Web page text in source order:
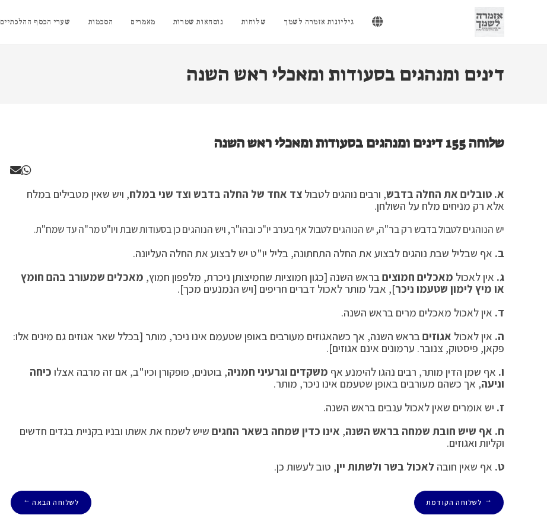
גיליונות אזמרה לשמך שלוחות נוסחאות שטרות מאמרים הסכמות שערי הכסף ההלכתיים
דינים ומנהגים בסעודות ומאכלי ראש השנה
שלוחה 155 דינים ומנהגים בסעודות ומאכלי ראש השנה
א. טובלים את החלה בדבש, ורבים נוהגים לטבול צד אחד של החלה בדבש וצד שני במלח, ויש שאין מטבילים במלח
אלא רק מניחים מלח על השולחן.
יש הנוהגים לטבול בדבש רק בר"ה, יש הנוהגים לטבול אף בערב יו"כ ובהו"ר, ויש הנוהגים כן בסעודות שבת ויו"ט מר"ה עד שמח"ת.
ב. אף שבליל שבת נוהגים לבצוע את החלה התחתונה, בליל יו"ט יש לבצוע את החלה העליונה.
ג. אין לאכול מאכלים חמוציםבראש השנה [כגון חמוציות שחמיצותן ניכרת, מלפפון חמוץ, מאכלים שמעורב בהם חומץ
או מיץ לימון שטעמו ניכר], אבל מותר לאכול דברים חריפים [ויש הנמנעים מכך].
ד. אין לאכול מאכלים מרים בראש השנה.
ה. אין לאכול אגוזיםבראש השנה, אך כשהאגוזים מעורבים באופן שטעמם אינו ניכר, מותר [בכלל שאר אגוזים גם מינים אלו:
פקאן, פיסטוק, צנובר. ערמונים אינם אגוזים].
ו. אף שמן הדין מותר, רבים נהגו להימנע אף משקדים וגרעיני חמניה, בוטנים, פופקורן וכיו"ב, אם זה מרבה אצלו כיחה
וניעה, אך כשהם מעורבים באופן שטעמם אינו ניכר, מותר.
ז. יש אומרים שאין לאכול ענבים בראש השנה.
ח. אף שיש חובת שמחה בראש השנה, אינו כדין שמחה בשאר החגים שיש לשמח את אשתו ובניו בקניית בגדים חדשים
וקליות ואגוזים.
ט. אף שאין חובה לאכול בשר ולשתות יין, טוב לעשות כן.
← לשלוחה הקודמת לשלוחה הבאה →